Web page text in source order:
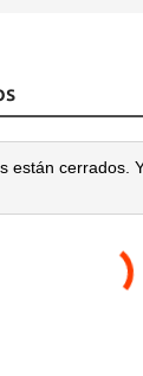
están cerrados.